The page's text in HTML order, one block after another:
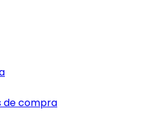
de compra